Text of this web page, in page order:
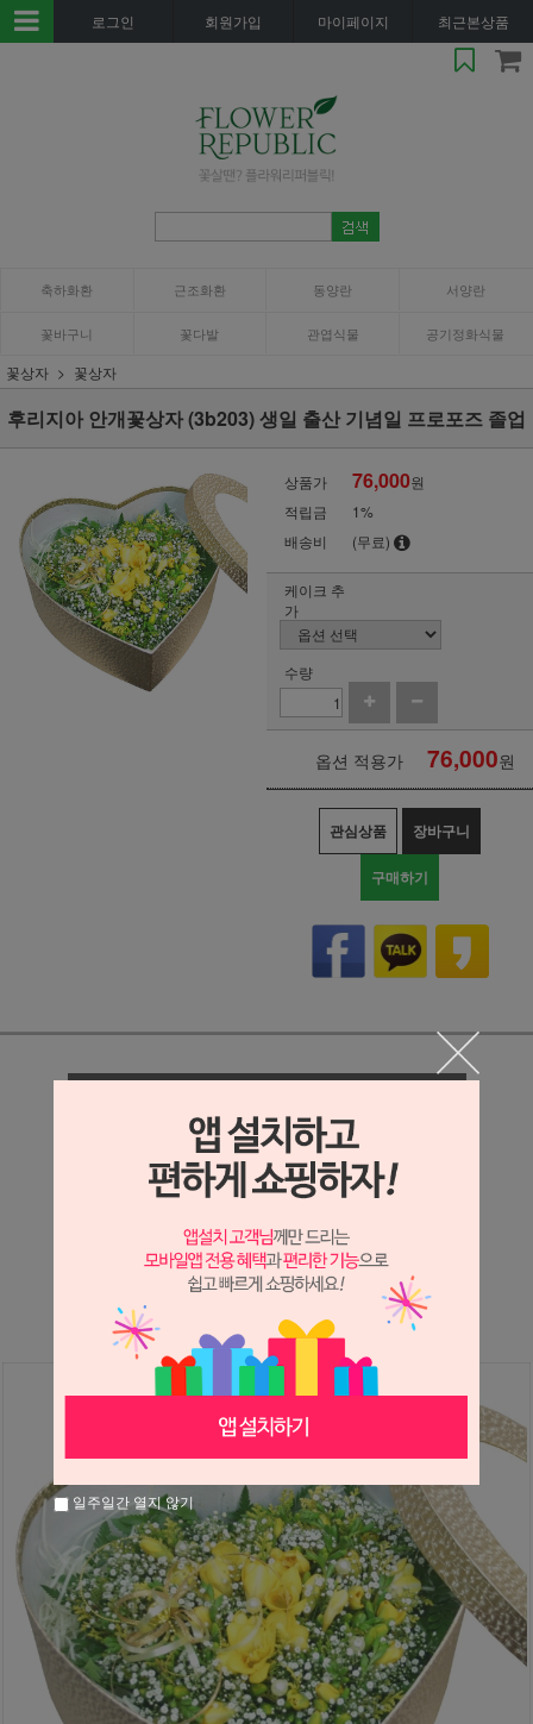
로그인 회원가입 마이페이지 최근본상품
축하화환 근조화환 동양란 서양란
꽃바구니 꽃다발 관엽식물 공기정화식물
꽃상자 꽃상자
후리지아 안개꽃상자 (3b203) 생일 출산 기념일 프로포즈 졸업
상품가 76,000원
적립금
1%
배송비
(무료)
케이크 추
가
수량
옵션 적용가 76,000원
관심상품 장바구니
구매하기
상세 정보를 확대해 보실 수 있습니다.
※ 필독해주세요 ※
후리지아는봄에만 진행가능한 상품입니다.
그 외 시즌에는 다른상품으로 대체 안내드리고 있으니
참고하시어 구매해주시면 감사하겠습니다
일주일간 열지 않기